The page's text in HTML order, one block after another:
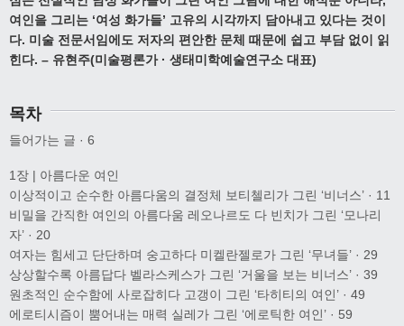
여인을 그리는 ‘여성 화가들’ 고유의 시각까지 담아내고 있다는 것이
다. 미술 전문서임에도 저자의 편안한 문체 때문에 쉽고 부담 없이 읽
힌다. – 유현주(미술평론가 · 생태미학예술연구소 대표)
목차
들어가는 글 · 6
1장 | 아름다운 여인
이상적이고 순수한 아름다움의 결정체 보티첼리가 그린 ‘비너스’ · 11
비밀을 간직한 여인의 아름다움 레오나르도 다 빈치가 그린 ‘모나리
자’ · 20
여자는 힘세고 단단하며 숭고하다 미켈란젤로가 그린 ‘무녀들’ · 29
상상할수록 아름답다 벨라스케스가 그린 ‘거울을 보는 비너스’ · 39
원초적인 순수함에 사로잡히다 고갱이 그린 ‘타히티의 여인’ · 49
에로티시즘이 뿜어내는 매력 실레가 그린 ‘에로틱한 여인’ · 59